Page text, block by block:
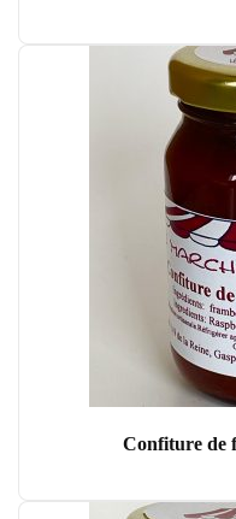
Confiture de